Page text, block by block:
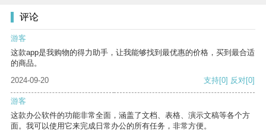
评论
游客
这款app是我购物的得力助手，让我能够找到最优惠的价格，买到最合适
的商品。
2024-09-20
支持[0] 反对[0]
游客
这款办公软件的功能非常全面，涵盖了文档、表格、演示文稿等各个方
面。我可以使用它来完成日常办公的所有任务，非常方便。